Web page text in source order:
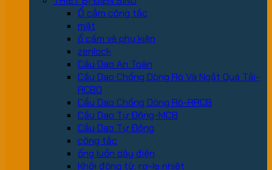
Ổ cắm công tắc
mặt
ổ cấm và phụ kiện
zenlock
Cầu Dao An Toàn
Cầu Dao Chống Dòng Rò Và Ngắt Quá Tải-
RCBO
Cầu Dao Chống Dòng Rò-RRCB
Cầu Dao Tự Động-MCB
Cầu Dao Tự Động
công tắc
ống luồn dây điện
Khởi động từ, rơ-le nhiệt